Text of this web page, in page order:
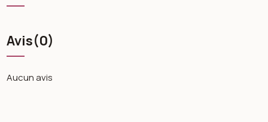
Avis(0)
Aucun avis